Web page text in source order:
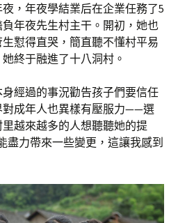
，年夜學結業后在企業任務了5
年夜先生村主干。開初，她也
懟得直哭，簡直聽不懂村平易
終于融進了十八洞村。
經過的事況勸告孩子們要信任
對成年人也異樣有壓服力——選
越來越多的人想聽聽她的提
盡力帶來一些變更，這讓我感到